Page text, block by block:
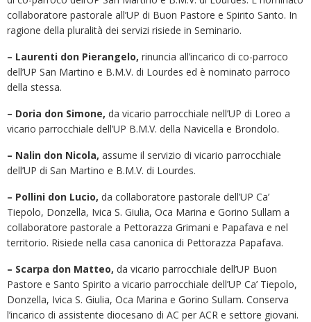
collaboratore pastorale all’UP di Buon Pastore e Spirito Santo. In
ragione della pluralità dei servizi risiede in Seminario.
– Laurenti don Pierangelo, rinuncia all’incarico di co-parroco
dell’UP San Martino e B.M.V. di Lourdes ed è nominato parroco
della stessa.
– Doria don Simone, da vicario parrocchiale nell’UP di Loreo a
vicario parrocchiale dell’UP B.M.V. della Navicella e Brondolo.
– Nalin don Nicola, assume il servizio di vicario parrocchiale
dell’UP di San Martino e B.M.V. di Lourdes.
– Pollini don Lucio, da collaboratore pastorale dell’UP Ca’
Tiepolo, Donzella, Ivica S. Giulia, Oca Marina e Gorino Sullam a
collaboratore pastorale a Pettorazza Grimani e Papafava e nel
territorio. Risiede nella casa canonica di Pettorazza Papafava.
– Scarpa don Matteo, da vicario parrocchiale dell’UP Buon
Pastore e Santo Spirito a vicario parrocchiale dell’UP Ca’ Tiepolo,
Donzella, Ivica S. Giulia, Oca Marina e Gorino Sullam. Conserva
l’incarico di assistente diocesano di AC per ACR e settore giovani.